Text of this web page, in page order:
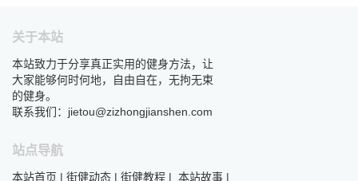
关于本站
本站致力于分享真正实用的健身方法，让
大家能够何时何地，自由自在，无拘无束
的健身。
联系我们：jietou@zizhongjianshen.com
站点导航
本站首页 | 街健动态 | 街健教程 | 本站故事 |